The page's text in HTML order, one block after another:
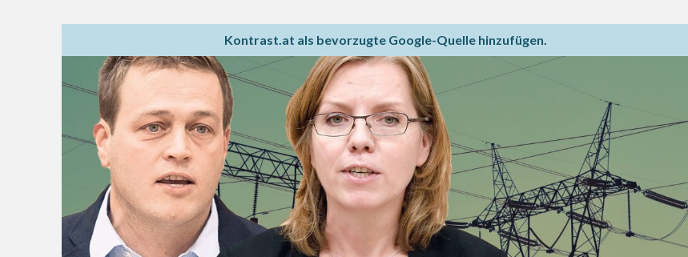
Kontrast.at als bevorzugte Google-Quelle hinzufügen.